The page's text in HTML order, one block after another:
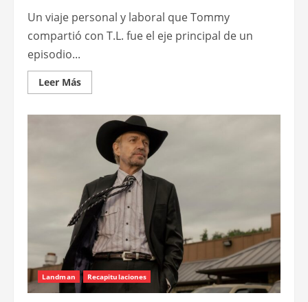
Un viaje personal y laboral que Tommy
compartió con T.L. fue el eje principal de un
episodio...
Leer MásLeer
más
Recapitulación
“Landman”,
episodio
“Dark
the
Soul”
Landman Recapitulaciones